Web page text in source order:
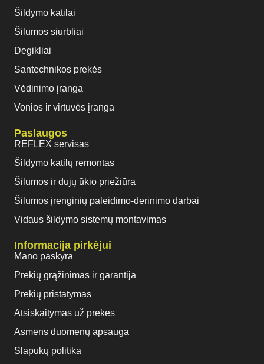
Šildymo katilai
Šilumos siurbliai
Degikliai
Santechnikos prekės
Vėdinimo įranga
Vonios ir virtuvės įranga
Paslaugos
REFLEX servisas
Šildymo katilų remontas
Šilumos ir dujų ūkio priežiūra
Šilumos įrenginių paleidimo-derinimo darbai
Vidaus šildymo sistemų montavimas
Informacija pirkėjui
Mano paskyra
Prekių grąžinimas ir garantija
Prekių pristatymas
Atsiskaitymas už prekes
Asmens duomenų apsauga
Slapukų politika